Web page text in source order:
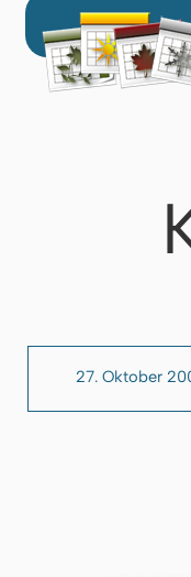
27. Oktober